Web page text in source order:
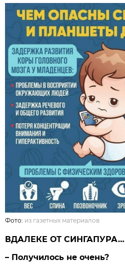
Фото: из газетных материалов
ВДАЛЕКЕ ОТ СИНГАПУРА…
– Получилось не очень?